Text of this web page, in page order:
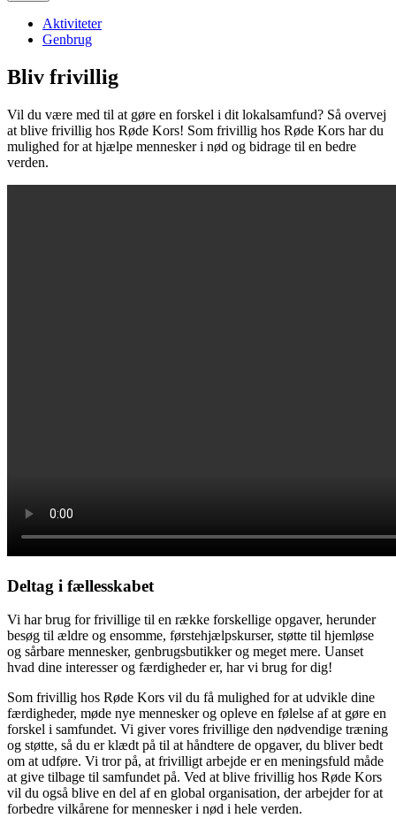
Aktiviteter
Genbrug
Bliv frivillig
Vil du være med til at gøre en forskel i dit lokalsamfund? Så overvej
at blive frivillig hos Røde Kors! Som frivillig hos Røde Kors har du
mulighed for at hjælpe mennesker i nød og bidrage til en bedre
verden.
Deltag i fællesskabet
Vi har brug for frivillige til en række forskellige opgaver, herunder
besøg til ældre og ensomme, førstehjælpskurser, støtte til hjemløse
og sårbare mennesker, genbrugsbutikker og meget mere. Uanset
hvad dine interesser og færdigheder er, har vi brug for dig!
Som frivillig hos Røde Kors vil du få mulighed for at udvikle dine
færdigheder, møde nye mennesker og opleve en følelse af at gøre en
forskel i samfundet. Vi giver vores frivillige den nødvendige træning
og støtte, så du er klædt på til at håndtere de opgaver, du bliver bedt
om at udføre. Vi tror på, at frivilligt arbejde er en meningsfuld måde
at give tilbage til samfundet på. Ved at blive frivillig hos Røde Kors
vil du også blive en del af en global organisation, der arbejder for at
forbedre vilkårene for mennesker i nød i hele verden.